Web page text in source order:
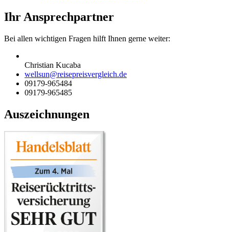
Ihr Ansprechpartner
Bei allen wichtigen Fragen hilft Ihnen gerne weiter:
Christian Kucaba
wellsun@reisepreisvergleich.de
09179-965484
09179-965485
Auszeichnungen